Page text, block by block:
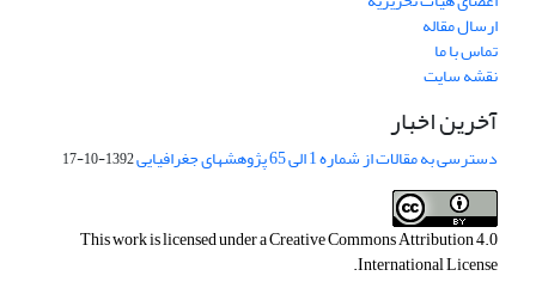
ارسال مقاله
تماس با ما
نقشه سایت
آخرین اخبار
دسترسی به مقالات از شماره 1 الی 65 پژوهشهای جغرافیایی 1392-10-17
This work is licensed under aCreative Commons Attribution 4.0
International License
.